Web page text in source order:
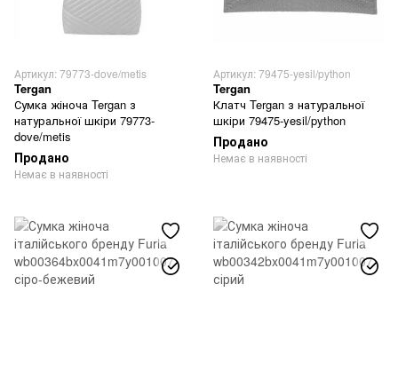
Артикул: 79773-dove/metis
Tergan
Сумка жіноча Tergan з
натуральної шкіри 79773-
dove/metis
Продано
Немає в наявності
Артикул: 79475-yesil/python
Tergan
Клатч Tergan з натуральної
шкіри 79475-yesil/python
Продано
Немає в наявності